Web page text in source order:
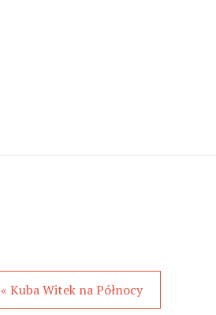
« Kuba Witek na Północy